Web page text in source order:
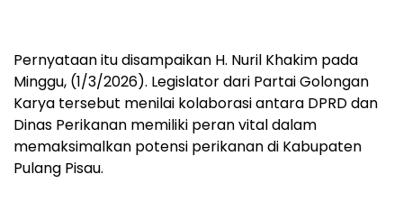
Pernyataan itu disampaikan H. Nuril Khakim pada
Minggu, (1/3/2026). Legislator dari Partai Golongan
Karya tersebut menilai kolaborasi antara DPRD dan
Dinas Perikanan memiliki peran vital dalam
memaksimalkan potensi perikanan di Kabupaten
Pulang Pisau.